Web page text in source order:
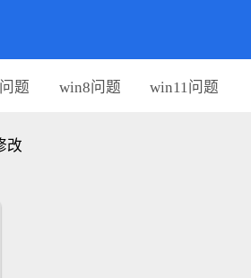
题 win8问题 win11问题
改